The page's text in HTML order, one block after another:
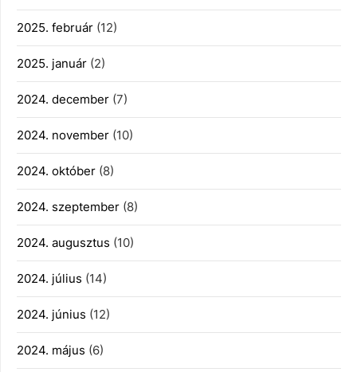
2025. február (12)
2025. január (2)
2024. december (7)
2024. november (10)
2024. október (8)
2024. szeptember (8)
2024. augusztus (10)
2024. július (14)
2024. június (12)
2024. május (6)